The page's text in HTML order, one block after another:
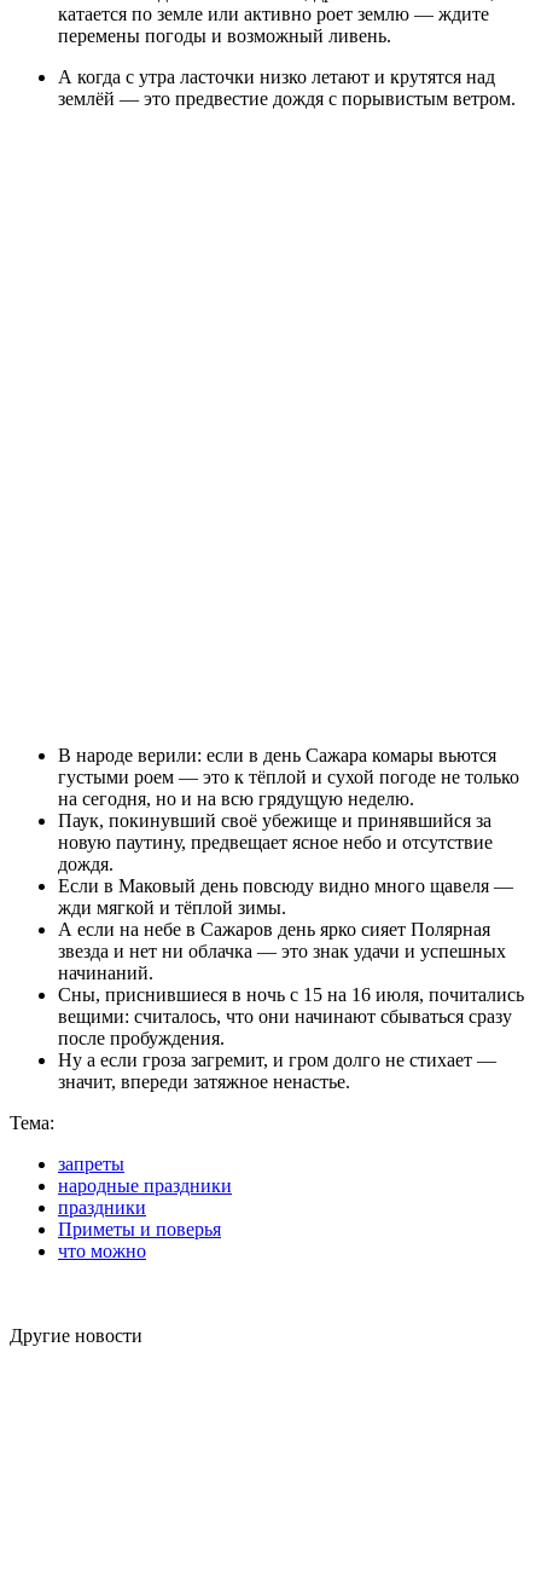
катается по земле или активно роет землю — ждите
перемены погоды и возможный ливень.
А когда с утра ласточки низко летают и крутятся над
землёй — это предвестие дождя с порывистым ветром.
В народе верили: если в день Сажара комары вьются
густыми роем — это к тёплой и сухой погоде не только
на сегодня, но и на всю грядущую неделю.
Паук, покинувший своё убежище и принявшийся за
новую паутину, предвещает ясное небо и отсутствие
дождя.
Если в Маковый день повсюду видно много щавеля —
жди мягкой и тёплой зимы.
А если на небе в Сажаров день ярко сияет Полярная
звезда и нет ни облачка — это знак удачи и успешных
начинаний.
Сны, приснившиеся в ночь с 15 на 16 июля, почитались
вещими: считалось, что они начинают сбываться сразу
после пробуждения.
Ну а если гроза загремит, и гром долго не стихает —
значит, впереди затяжное ненастье.
Тема:
запреты
народные праздники
праздники
Приметы и поверья
что можно
Другие новости